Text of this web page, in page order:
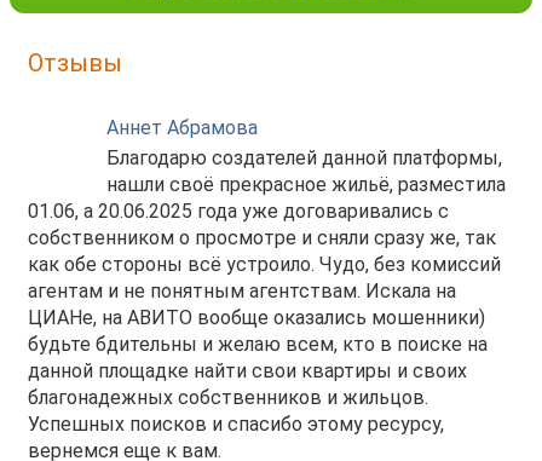
Отзывы
Аннет Абрамова
Благодарю создателей данной платформы,
нашли своё прекрасное жильё, разместила
01.06, а 20.06.2025 года уже договаривались с
собственником о просмотре и сняли сразу же, так
как обе стороны всё устроило. Чудо, без комиссий
агентам и не понятным агентствам. Искала на
ЦИАНе, на АВИТО вообще оказались мошенники)
будьте бдительны и желаю всем, кто в поиске на
данной площадке найти свои квартиры и своих
благонадежных собственников и жильцов.
Успешных поисков и спасибо этому ресурсу,
вернемся еще к вам.